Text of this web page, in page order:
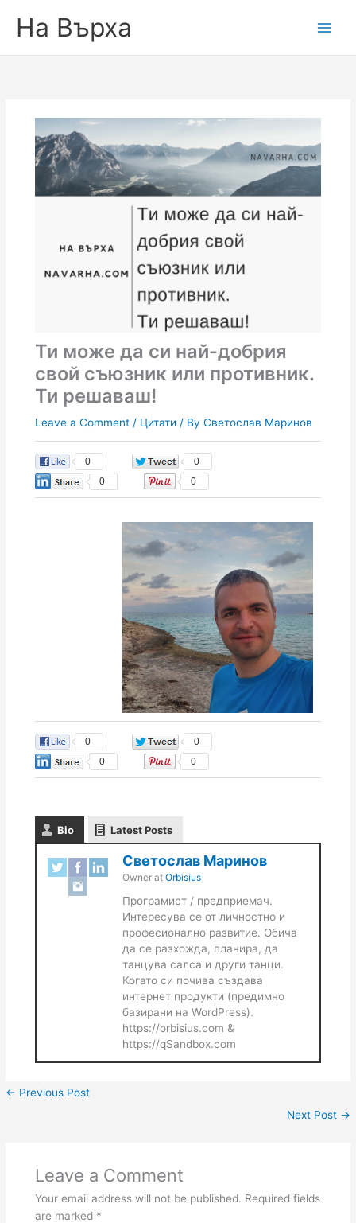
На Върха
Ти може да си най-добрия
свой съюзник или противник.
Ти решаваш!
Leave a Comment / Цитати / By Светослав Маринов
0
0
0
0
0
0
0
0
Bio Latest Posts
Светослав Маринов
Ownerat Orbisius
Програмист / предприемач.
Интересува се от личностно и
професионално развитие. Обича
да се разхожда, планира, да
танцува салса и други танци.
Когато си почива създава
интернет продукти (предимно
базирани на WordPress).
https://orbisius.com &
https://qSandbox.com
← Previous Post
Next Post →
Leave a Comment
Your email address will not be published. Required fields
are marked *